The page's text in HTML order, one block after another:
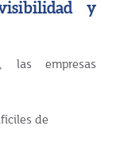
y
las empresas
de